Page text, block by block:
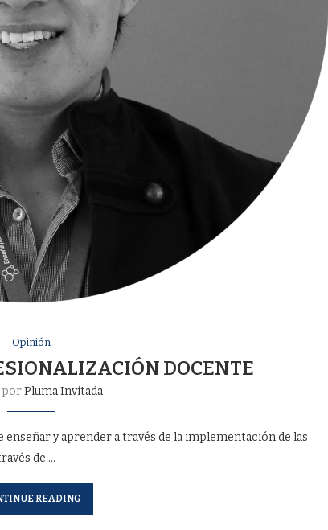
Opinión
DOCENTE
porPluma Invitada
enseñar y aprender a través de la implementación de las
de …
READING